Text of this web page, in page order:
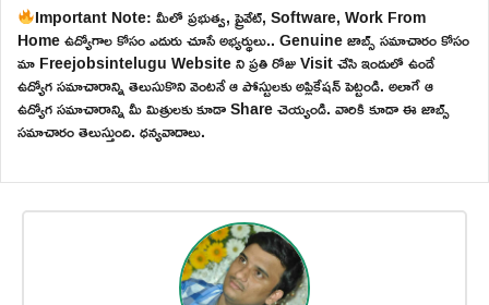
Important Note: మీలో ప్రభుత్వ, ప్రైవేట్, Software, Work From
Home ఉద్యోగాల కోసం ఎదురు చూసే అభ్యర్థులు.. Genuine జాబ్స్ సమాచారం కోసం
మా Freejobsintelugu Website ని ప్రతి రోజు Visit చేసి ఇందులో ఉండే
ఉద్యోగ సమాచారాన్ని తెలుసుకొని వెంటనే ఆ పోస్టులకు అప్లికేషన్ పెట్టండి. అలాగే ఆ
ఉద్యోగ సమాచారాన్ని మీ మిత్రులకు కూడా Share చెయ్యండి. వారికి కూడా ఈ జాబ్స్
సమాచారం తెలుస్తుంది. ధన్యవాదాలు.